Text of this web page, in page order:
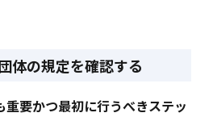
体の規定を確認する
要かつ最初に行うべきステッ